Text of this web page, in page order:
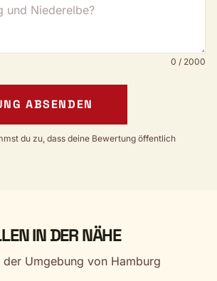
0 / 2000
ABSENDEN
du zu, dass deine Bewertung öffentlich
IN DER NÄHE
der Umgebung von Hamburg